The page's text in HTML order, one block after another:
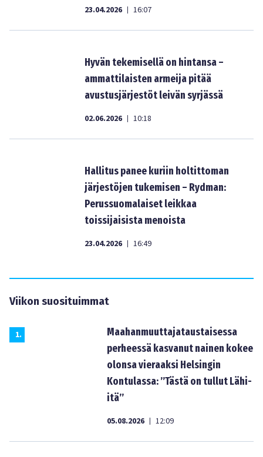
23.04.2026 | 16:07
Hyvän tekemisellä on hintansa –
ammattilaisten armeija pitää
avustusjärjestöt leivän syrjässä
02.06.2026 | 10:18
Hallitus panee kuriin holtittoman
järjestöjen tukemisen – Rydman:
Perussuomalaiset leikkaa
toissijaisista menoista
23.04.2026 | 16:49
Viikon suosituimmat
1.
Maahanmuuttajataustaisessa
perheessä kasvanut nainen kokee
olonsa vieraaksi Helsingin
Kontulassa: ”Tästä on tullut Lähi-
itä”
05.08.2026 | 12:09